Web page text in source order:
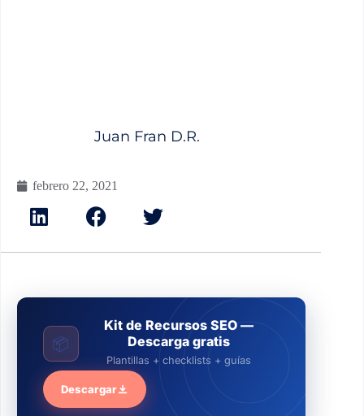
Juan Fran D.R.
febrero 22, 2021
📦
Kit de Recursos SEO —
Descarga gratis
Plantillas + checklists + guías
Descargar